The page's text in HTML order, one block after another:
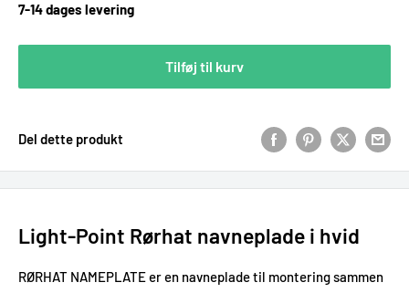
7-14 dages levering
Tilføj til kurv
Del dette produkt
Light-Point Rørhat navneplade i hvid
RØRHAT NAMEPLATE er en navneplade til montering sammen